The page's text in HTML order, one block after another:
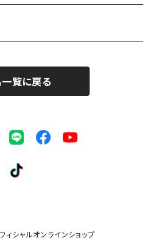
覧に戻る
シャルオンラインショップ